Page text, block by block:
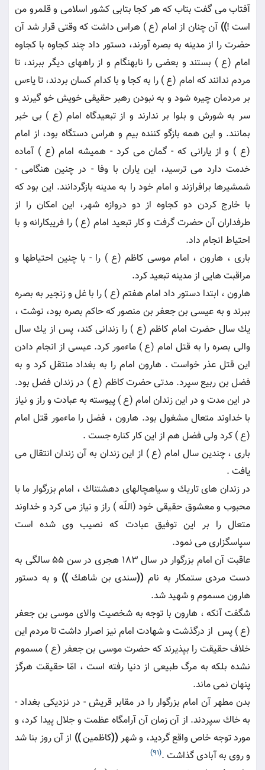
آفتاب مى گفت بتاب كه هر كجا بتابى كشور اسلامى و قلمرو من
است !)) آن چنان از امام (ع ) هراس داشت كه وقتى قرار شد آن
حضرت را از مدينه به بصره آورند، دستور داد چند كجاوه با كجاوه
امام (ع ) بستند و بعضى را نابهنگام و از راههاى ديگر ببرند، تا
مردم ندانند كه امام (ع ) را به كجا و با كدام كسان بردند، تا ياءس
بر مردمان چيره شود و به نبودن رهبر حقيقى خويش خو گيرند و
سر به شورش و بلوا بر ندارند و از تبعيدگاه امام (ع ) بى خبر
بمانند. و اين همه بازگو كننده بيم و هراس دستگاه بود، از امام
(ع ) و از يارانى كه - گمان مى كرد - هميشه امام (ع ) آماده
خدمت دارد مى ترسيد، اين ياران با وفا - در چنين هنگامى -
شمشيرها برافرازند و امام خود را به مدينه بازگردانند. اين بود كه
با خارج كردن دو كجاوه از دو دروازه شهر، اين امكان را از
طرفداران آن حضرت گرفت و كار تبعيد امام (ع ) را فريبكارانه و با
احتياط انجام داد.
بارى ، هارون ، امام موسى كاظم (ع ) را - با چنين احتياطها و
مراقبت هايى از مدينه تبعيد كرد.
هارون ، ابتدا دستور داد امام هفتم (ع ) را با غل و زنجير به بصره
ببرند و به عيسى بن جعفر بن منصور كه حاكم بصره بود، نوشت ،
يك سال حضرت امام كاظم (ع ) را زندانى كند، پس از يك سال
والى بصره را به قتل امام (ع ) ماءمور كرد. عيسى از انجام دادن
اين قتل عذر خواست . هارون امام را به بغداد منتقل كرد و به
فضل بن ربيع سپرد. مدتى حضرت كاظم (ع ) در زندان فضل بود.
در اين مدت و در اين زندان امام (ع ) پيوسته به عبادت و راز و نياز
با خداوند متعال مشغول بود. هارون ، فضل را ماءمور قتل امام
(ع ) كرد ولى فضل هم از اين كار كناره جست .
بارى ، چندين سال امام (ع ) از اين زندان به آن زندان انتقال مى
يافت .
در زندان هاى تاريك و سياهچالهاى دهشتناك ، امام بزرگوار ما با
محبوب و معشوق حقيقى خود (اللّه ) راز و نياز مى كرد و خداوند
متعال را بر اين توفيق عبادت كه نصيب وى شده است
سپاسگزارى مى نمود.
عاقبت آن امام بزرگوار در سال 183 هجرى در سن 55 سالگى به
دست مردى ستمكار به نام ((سندى بن شاهك)) و به دستور
هارون مسموم و شهيد شد.
شگفت آنكه ، هارون با توجه به شخصيت والاى موسى بن جعفر
(ع ) پس ‍ از درگذشت و شهادت امام نيز اصرار داشت تا مردم اين
خلاف حقيقت را بپذيرند كه حضرت موسى بن جعفر (ع ) مسموم
نشده بلكه به مرگ طبيعى از دنيا رفته است ، امّا حقيقت هرگز
پنهان نمى ماند.
بدن مطهر آن امام بزرگوار را در مقابر قريش - در نزديكى بغداد -
به خاك سپردند. از آن زمان آن آرامگاه عظمت و جلال پيدا كرد، و
مورد توجه خاص واقع گرديد، و شهر ((كاظمين)) از آن روز بنا شد
و روى به آبادى گذاشت .(91)